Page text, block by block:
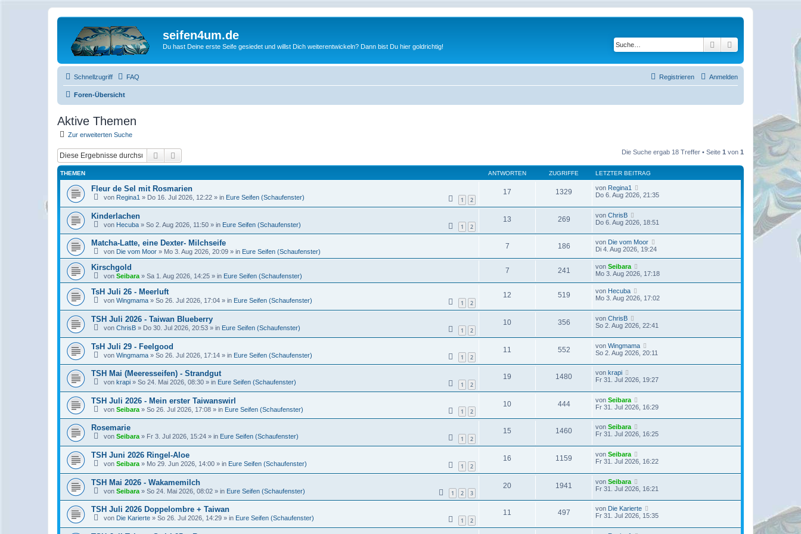
seifen4um.de
Du hast Deine erste Seife gesiedet und willst Dich weiterentwickeln? Dann bist Du hier goldrichtig! Suche Erweiterte Suche
Schnellzugriff FAQ Anmelden
Registrieren
Foren-Übersicht
Aktive Themen
Zur erweiterten Suche
Suche Die Suche ergab 18 Treffer • Seite 1 von 1
THEMEN ANTWORTEN ZUGRIFFE LETZTER BEITRAG
Fleur de Sel mit Rosmarien
von Regina1 » Do 16. Jul 2026, 12:22 » in Eure Seifen (Schaufenster) 1 2
17 1329 von Regina1
Do 6. Aug 2026, 21:35
Kinderlachen
von Hecuba » So 2. Aug 2026, 11:50 » in Eure Seifen (Schaufenster) 1 2
13 269 von ChrisB
Do 6. Aug 2026, 18:51
Matcha-Latte, eine Dexter- Milchseife
von Die vom Moor » Mo 3. Aug 2026, 20:09 » in Eure Seifen (Schaufenster)
7 186 von Die vom Moor
Di 4. Aug 2026, 19:24
Kirschgold
von Seibara » Sa 1. Aug 2026, 14:25 » in Eure Seifen (Schaufenster)
7 241 von Seibara
Mo 3. Aug 2026, 17:18
TsH Juli 26 - Meerluft
von Wingmama » So 26. Jul 2026, 17:04 » in Eure Seifen (Schaufenster) 1 2
12 519 von Hecuba
Mo 3. Aug 2026, 17:02
TSH Juli 2026 - Taiwan Blueberry
von ChrisB » Do 30. Jul 2026, 20:53 » in Eure Seifen (Schaufenster) 1 2
10 356 von ChrisB
So 2. Aug 2026, 22:41
TsH Juli 29 - Feelgood
von Wingmama » So 26. Jul 2026, 17:14 » in Eure Seifen (Schaufenster) 1 2
11 552 von Wingmama
So 2. Aug 2026, 20:11
TSH Mai (Meeresseifen) - Strandgut
von krapi » So 24. Mai 2026, 08:30 » in Eure Seifen (Schaufenster) 1 2
19 1480 von krapi
Fr 31. Jul 2026, 19:27
TSH Juli 2026 - Mein erster Taiwanswirl
von Seibara » So 26. Jul 2026, 17:08 » in Eure Seifen (Schaufenster) 1 2
10 444 von Seibara
Fr 31. Jul 2026, 16:29
Rosemarie
von Seibara» Fr 3. Jul 2026, 15:24 » in Eure Seifen (Schaufenster) 1 2
15 1460 von Seibara
Fr 31. Jul 2026, 16:25
TSH Juni 2026 Ringel-Aloe
von Seibara » Mo 29. Jun 2026, 14:00 » in Eure Seifen (Schaufenster) 1 2
16 1159 von Seibara
Fr 31. Jul 2026, 16:22
TSH Mai 2026 - Wakamemilch
von Seibara » So 24. Mai 2026, 08:02 » in Eure Seifen (Schaufenster) 1 2 3
20 1941 von Seibara
Fr 31. Jul 2026, 16:21
TSH Juli 2026 Doppelombre + Taiwan
von Die Karierte » So 26. Jul 2026, 14:29 » in Eure Seifen (Schaufenster) 1 2
11 497 von Die Karierte
Fr 31. Jul 2026, 15:35